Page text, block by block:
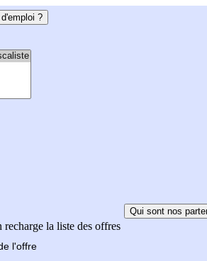
?
recharge la liste des offres
Qui sont nos
l'offre